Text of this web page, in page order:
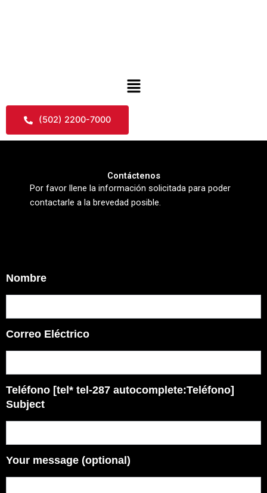
Menu
(502) 2200-7000
Contáctenos
Por favor llene la información solicitada para poder
contactarle a la brevedad posible.
Nombre
Correo Eléctrico
Teléfono [tel* tel-287 autocomplete:Teléfono]
Subject
Your message (optional)